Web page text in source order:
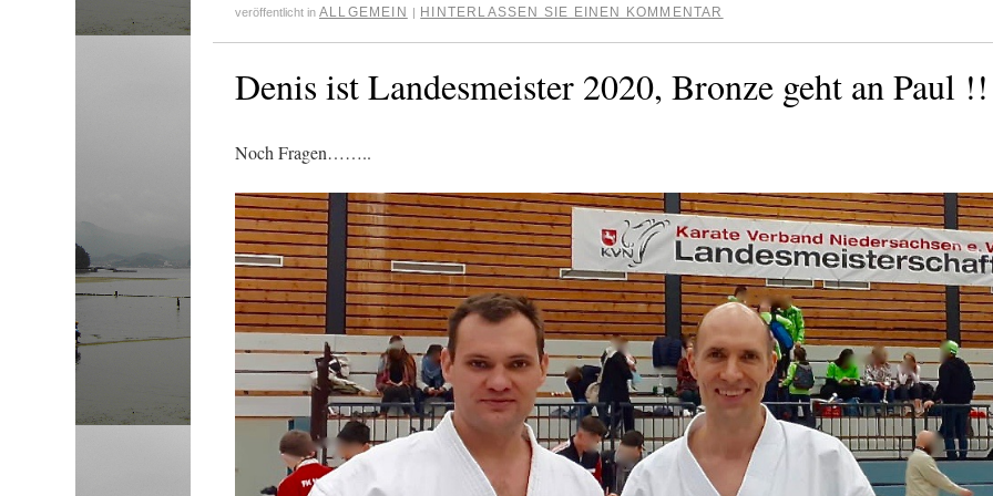
veröffentlicht in ALLGEMEIN | HINTERLASSEN SIE EINEN KOMMENTAR
Denis ist Landesmeister 2020, Bronze geht an Paul
Noch Fragen……..